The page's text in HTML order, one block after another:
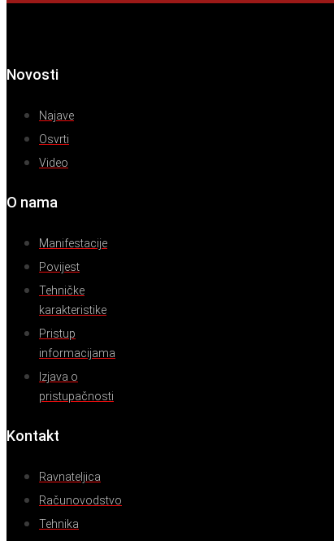
Novosti
Najave
Osvrti
Video
O nama
Manifestacije
Povijest
Tehničke
karakteristike
Pristup
informacijama
Izjava o
pristupačnosti
Kontakt
Ravnateljica
Računovodstvo
Tehnika